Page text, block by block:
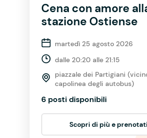
Cena con amore
stazione Ostiense
martedì 25 agosto 2026
dalle 20:20 alle 21:15
piazzale dei Partigiani
capolinea degli autobus)
6 posti disponibili
Scopri di più e prenotati